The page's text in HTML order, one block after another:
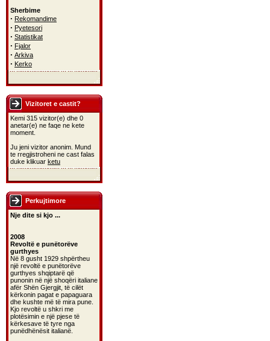
Sherbime
· Rekomandime
· Pyetesori
· Statistikat
· Fjalor
· Arkiva
· Kerko
Vizitoret e castit?
Kemi 315 vizitor(e) dhe 0
anetar(e) ne faqe ne kete
moment.
Ju jeni vizitor anonim. Mund
te rregjistroheni ne cast falas
duke klikuar ketu
Perkujtimore
Nje dite si kjo ...
2008
Revoltë e punëtorëve
gurthyes
Në 8 gusht 1929 shpërtheu
një revoltë e punëtorëve
gurthyes shqiptarë që
punonin në një shoqëri italiane
afër Shën Gjergjit, të cilët
kërkonin pagat e papaguara
dhe kushte më të mira pune.
Kjo revoltë u shkri me
plotësimin e një pjese të
kërkesave të tyre nga
punëdhënësit italianë.